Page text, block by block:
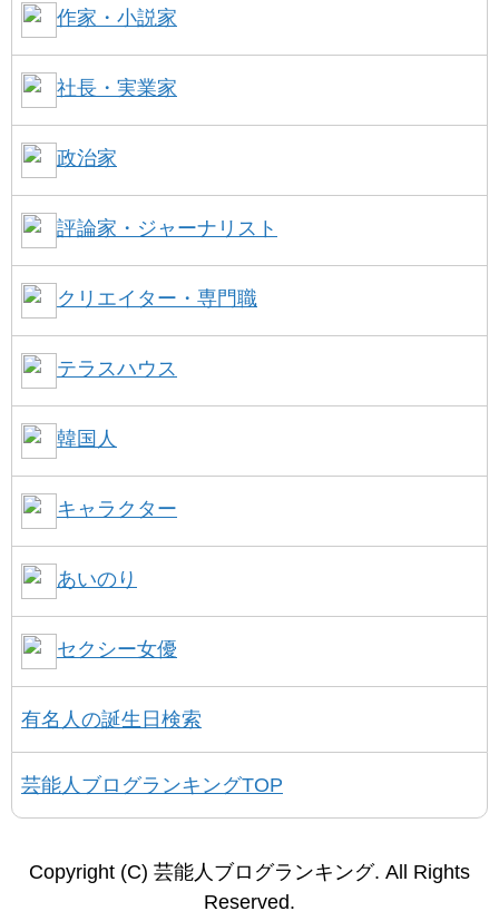
作家・小説家
社長・実業家
政治家
評論家・ジャーナリスト
クリエイター・専門職
テラスハウス
韓国人
キャラクター
あいのり
セクシー女優
有名人の誕生日検索
芸能人ブログランキングTOP
Copyright (C) 芸能人ブログランキング. All Rights
Reserved.